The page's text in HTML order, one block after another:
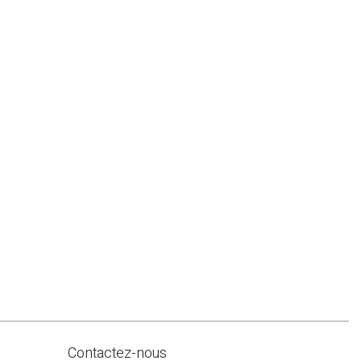
Contactez-nous